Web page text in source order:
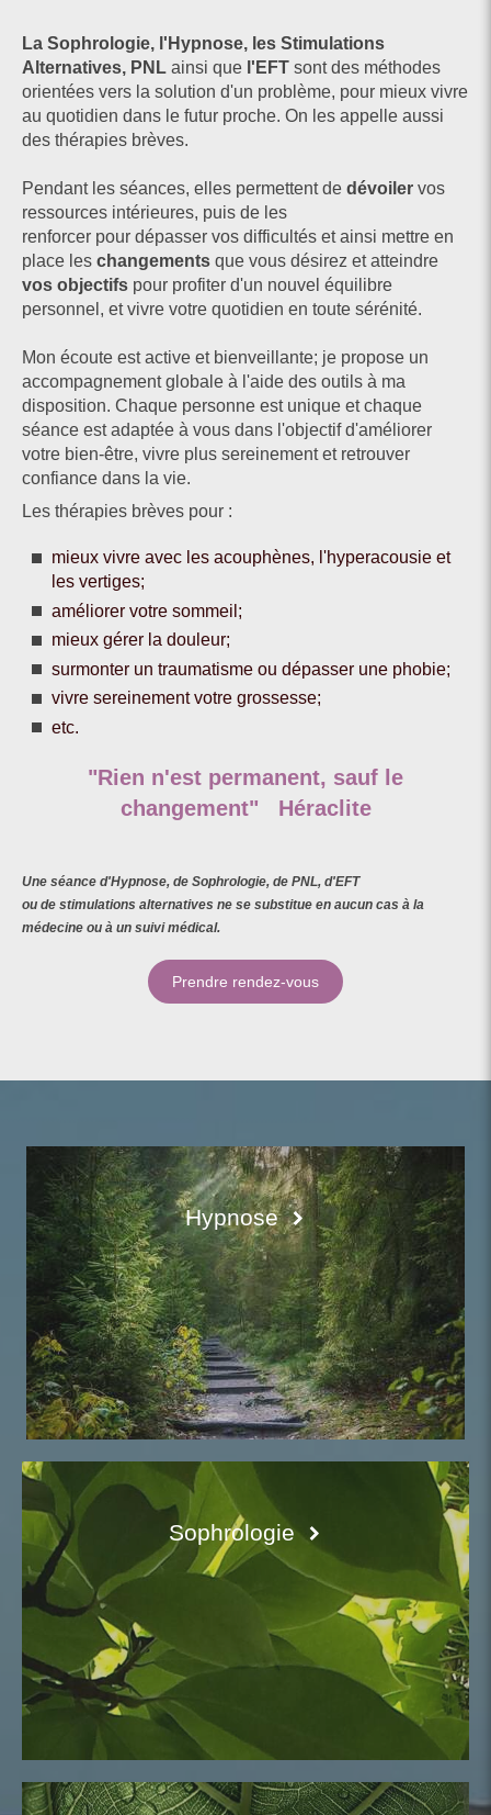
La Sophrologie, l'Hypnose, les Stimulations
Alternatives, PNL ainsi que l'EFT sont des méthodes
orientées vers la solution d'un problème, pour mieux vivre
au quotidien dans le futur proche. On les appelle aussi
des thérapies brèves.
Pendant les séances, elles permettent de dévoiler vos
ressources intérieures, puis de les
renforcer pour dépasser vos difficultés et ainsi mettre en
place les changements que vous désirez et atteindre
vos objectifs pour profiter d'un nouvel équilibre
personnel, et vivre votre quotidien en toute sérénité.
Mon écoute est active et bienveillante; je propose un
accompagnement globale à l'aide des outils à ma
disposition. Chaque personne est unique et chaque
séance est adaptée à vous dans l'objectif d'améliorer
votre bien-être, vivre plus sereinement et retrouver
confiance dans la vie.
Les thérapies brèves pour :
mieux vivre avec les acouphènes, l'hyperacousie et
les vertiges;
améliorer votre sommeil;
mieux gérer la douleur;
surmonter un traumatisme ou dépasser une phobie;
​​​​vivre sereinement votre grossesse;
etc.
"Rien n'est permanent, sauf le
changement" Héraclite
Une séance d'Hypnose, de Sophrologie, de PNL, d'EFT
ou de stimulations alternatives ne se substitue en aucun cas à la
médecine ou à un suivi médical.
Prendre rendez-vous
Hypnose
Sophrologie